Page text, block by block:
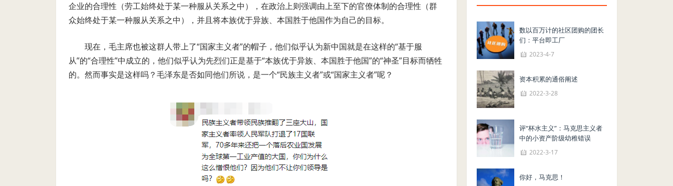
企业的合理性（劳工始终处于某一种服从关系之中），在政治上则强调由上至下的官僚体制的合理性（群
众始终处于某一种服从关系之中），并且将本族优于异族、本国胜于他国作为自己的目标。
现在，毛主席也被这群人带上了“国家主义者”的帽子，他们似乎认为新中国就是在这样的“基于服
从”的“合理性”中成立的，他们似乎认为先烈们正是基于“本族优于异族、本国胜于他国”的“神圣”目标而牺牲
的。然而事实是这样吗？毛泽东是否如同他们所说，是一个“民族主义者”或“国家主义者”呢？
数以百万计的社区团购的团长
们：平台即工厂
2023-4-7
资本积累的通俗阐述
2022-3-28
评“杯水主义”：马克思主义者
中的小资产阶级幼稚错误
2022-3-17
你好，马克思！